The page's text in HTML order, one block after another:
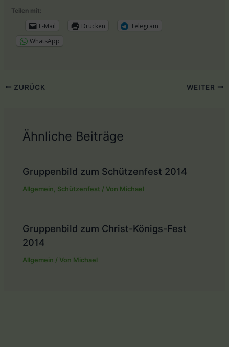
Teilen mit:
E-Mail Drucken
Telegram
WhatsApp
ZURÜCK WEITER
Ähnliche Beiträge
Gruppenbild zum Schützenfest 2014
Allgemein Schützenfest / Von Michael
Gruppenbild zum Christ-Königs-Fest
2014
Allgemein / Von Michael